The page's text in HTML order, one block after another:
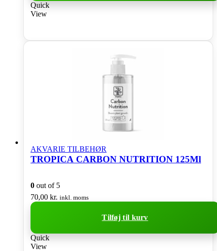
Quick
View
AKVARIE TILBEHØR
TROPICA CARBON NUTRITION 125Ml
0 out of 5
70,00 kr. inkl. moms
Tilføj til kurv
Quick
View